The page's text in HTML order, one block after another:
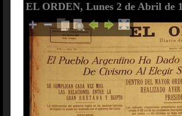
EL ORDEN, Lunes 2 de Abril de